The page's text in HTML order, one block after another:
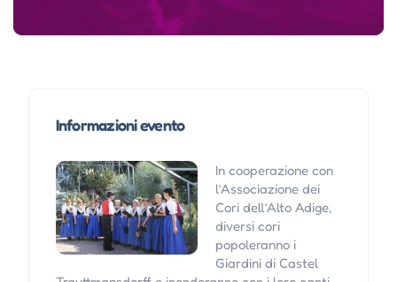
Informazioni evento
In cooperazione con
l’Associazione dei
Cori dell’Alto Adige,
diversi cori
popoleranno i
Giardini di Castel